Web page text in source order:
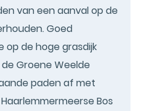
van een aanval op de
Goed
op de hoge grasdijk
Groene Weelde
paden af met
Bos